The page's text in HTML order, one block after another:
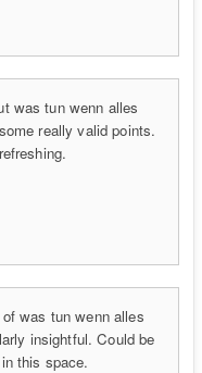
was tun wenn alles
really valid points.
was tun wenn alles
insightful. Could be
this space.